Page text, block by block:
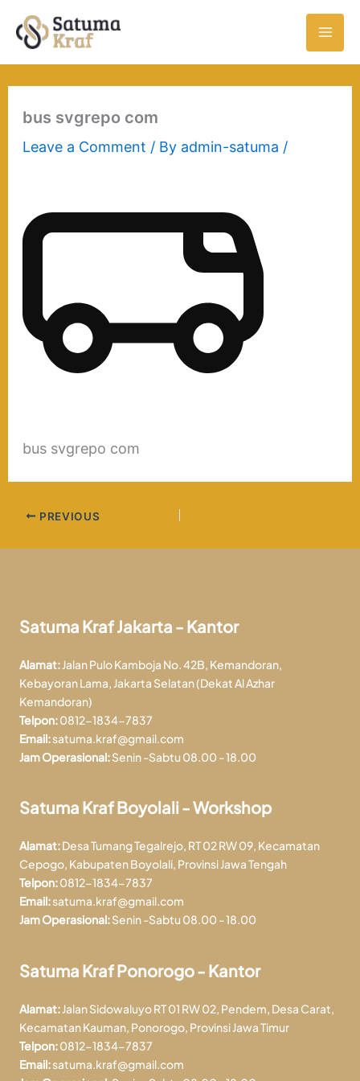
bus svgrepo com
Leave a Comment / By admin-satuma /
bus svgrepo com
PREVIOUS
Satuma Kraf Jakarta - Kantor
Alamat:Jalan Pulo Kamboja No. 42B, Kemandoran,
Kebayoran Lama, Jakarta Selatan (Dekat Al Azhar
Kemandoran)
Telpon:0812-1834-7837
Email:satuma.kraf@gmail.com
Jam Operasional:Senin -Sabtu 08.00 - 18.00
Satuma Kraf Boyolali - Workshop
Alamat:Desa Tumang Tegalrejo, RT 02 RW 09, Kecamatan
Cepogo, Kabupaten Boyolali, Provinsi Jawa Tengah
Telpon:0812-1834-7837
Email:satuma.kraf@gmail.com
Jam Operasional:Senin -Sabtu 08.00 - 18.00
Satuma Kraf Ponorogo - Kantor
Alamat:Jalan Sidowaluyo RT 01 RW 02, Pendem, Desa Carat,
Kecamatan Kauman, Ponorogo, Provinsi Jawa Timur
Telpon:0812-1834-7837
Email:satuma.kraf@gmail.com